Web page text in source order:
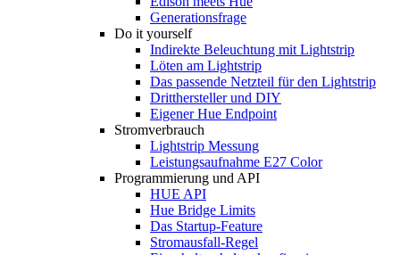
Generationsfrage
Do it yourself
Indirekte Beleuchtung mit Lightstrip
Löten am Lightstrip
Das passende Netzteil für den Lightstrip
Dritthersteller und DIY
Eigener Hue Endpoint
Stromverbrauch
Lightstrip Messung
Leistungsaufnahme E27 Color
Programmierung und API
HUE API
Hue Bridge Limits
Das Startup-Feature
Stromausfall-Regel